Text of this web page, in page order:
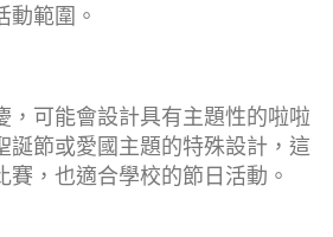
動範圍。
，可能會設計具有主題性的啦啦
誕節或愛國主題的特殊設計，這
賽，也適合學校的節日活動。